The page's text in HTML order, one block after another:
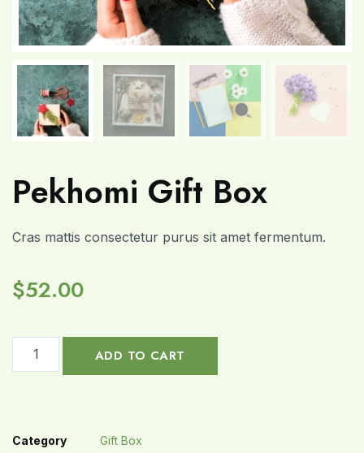
Pekhomi Gift Box
Cras mattis consectetur purus sit amet fermentum.
$52.00
ADD TO CART
Category Gift Box